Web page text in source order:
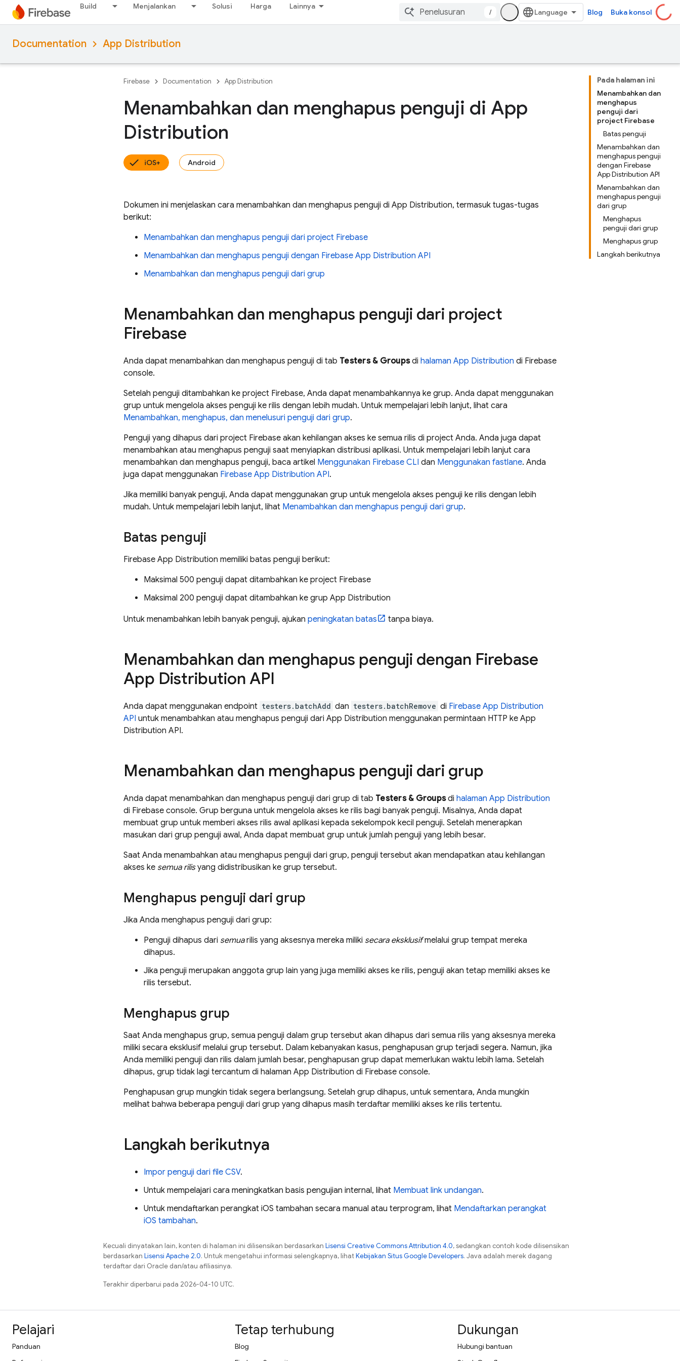
Build Menjalankan Solusi Harga Lainnya
/ Blog Buka konsol
Documentation App Distribution
Pada halaman ini
Menambahkan dan
menghapus
penguji dari
project Firebase
Batas penguji
Menambahkan dan
menghapus penguji
dengan Firebase
App Distribution API
Menambahkan dan
menghapus penguji
dari grup
Menghapus
penguji dari grup
Menghapus grup
Langkah berikutnya
Firebase Documentation App Distribution
Menambahkan dan menghapus penguji di App
Distribution
iOS+ Android
Dokumen ini menjelaskan cara menambahkan dan menghapus penguji di App Distribution, termasuk tugas-tugas
berikut:
Menambahkan dan menghapus penguji dari project Firebase
Menambahkan dan menghapus penguji dengan Firebase App Distribution API
Menambahkan dan menghapus penguji dari grup
Menambahkan dan menghapus penguji dari project
Firebase
Anda dapat menambahkan dan menghapus penguji di tab Testers & Groupsdi halaman App Distribution di Firebase
console.
Setelah penguji ditambahkan ke project Firebase, Anda dapat menambahkannya ke grup. Anda dapat menggunakan
grup untuk mengelola akses penguji ke rilis dengan lebih mudah. Untuk mempelajari lebih lanjut, lihat cara
Menambahkan, menghapus, dan menelusuri penguji dari grup.
Penguji yang dihapus dari project Firebase akan kehilangan akses ke semua rilis di project Anda. Anda juga dapat
menambahkan atau menghapus penguji saat menyiapkan distribusi aplikasi. Untuk mempelajari lebih lanjut cara
menambahkan dan menghapus penguji, baca artikel Menggunakan Firebase CLI dan Menggunakan fastlane. Anda
juga dapat menggunakan Firebase App Distribution API.
Jika memiliki banyak penguji, Anda dapat menggunakan grup untuk mengelola akses penguji ke rilis dengan lebih
mudah. Untuk mempelajari lebih lanjut, lihat Menambahkan dan menghapus penguji dari grup.
Batas penguji
Firebase App Distribution memiliki batas penguji berikut:
Maksimal 500 penguji dapat ditambahkan ke project Firebase
Maksimal 200 penguji dapat ditambahkan ke grup App Distribution
Untuk menambahkan lebih banyak penguji, ajukan peningkatan batas tanpa biaya.
Menambahkan dan menghapus penguji dengan Firebase
App Distribution API
Anda dapat menggunakan endpoint testers.batchAdd dan testers.batchRemove di Firebase App Distribution
API untuk menambahkan atau menghapus penguji dari App Distribution menggunakan permintaan HTTP ke App
Distribution API.
Menambahkan dan menghapus penguji dari grup
Anda dapat menambahkan dan menghapus penguji dari grup di tab Testers & Groupsdi halaman App Distribution
di Firebase console. Grup berguna untuk mengelola akses ke rilis bagi banyak penguji. Misalnya, Anda dapat
membuat grup untuk memberi akses rilis awal aplikasi kepada sekelompok kecil penguji. Setelah menerapkan
masukan dari grup penguji awal, Anda dapat membuat grup untuk jumlah penguji yang lebih besar.
Saat Anda menambahkan atau menghapus penguji dari grup, penguji tersebut akan mendapatkan atau kehilangan
akses ke semua rilisyang didistribusikan ke grup tersebut.
Menghapus penguji dari grup
Jika Anda menghapus penguji dari grup:
Penguji dihapus dari semuarilis yang aksesnya mereka miliki secara eksklusifmelalui grup tempat mereka
dihapus.
Jika penguji merupakan anggota grup lain yang juga memiliki akses ke rilis, penguji akan tetap memiliki akses ke
rilis tersebut.
Menghapus grup
Saat Anda menghapus grup, semua penguji dalam grup tersebut akan dihapus dari semua rilis yang aksesnya mereka
miliki secara eksklusif melalui grup tersebut. Dalam kebanyakan kasus, penghapusan grup terjadi segera. Namun, jika
Anda memiliki penguji dan rilis dalam jumlah besar, penghapusan grup dapat memerlukan waktu lebih lama. Setelah
dihapus, grup tidak lagi tercantum di halaman App Distribution di Firebase console.
Penghapusan grup mungkin tidak segera berlangsung. Setelah grup dihapus, untuk sementara, Anda mungkin
melihat bahwa beberapa penguji dari grup yang dihapus masih terdaftar memiliki akses ke rilis tertentu.
Langkah berikutnya
Impor penguji dari file CSV.
Untuk mempelajari cara meningkatkan basis pengujian internal, lihat Membuat link undangan.
Untuk mendaftarkan perangkat iOS tambahan secara manual atau terprogram, lihat Mendaftarkan perangkat
iOS tambahan.
Kecuali dinyatakan lain, konten di halaman ini dilisensikan berdasarkan Lisensi Creative Commons Attribution 4.0, sedangkan contoh kode dilisensikan
berdasarkan Lisensi Apache 2.0. Untuk mengetahui informasi selengkapnya, lihatKebijakan Situs Google Developers. Java adalah merek dagang
terdaftar dari Oracle dan/atau afiliasinya.
Terakhir diperbarui pada 2026-04-10 UTC.
Pelajari
Panduan
Tetap terhubung
Blog
Dukungan
Hubungi bantuan